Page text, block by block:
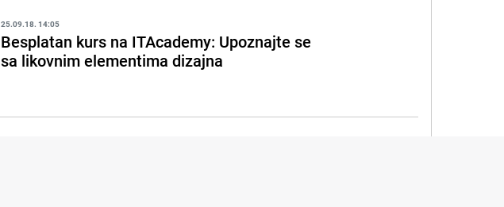
25.09.18. 14:05
Besplatan kurs na ITAcademy: Upoznajte se
sa likovnim elementima dizajna